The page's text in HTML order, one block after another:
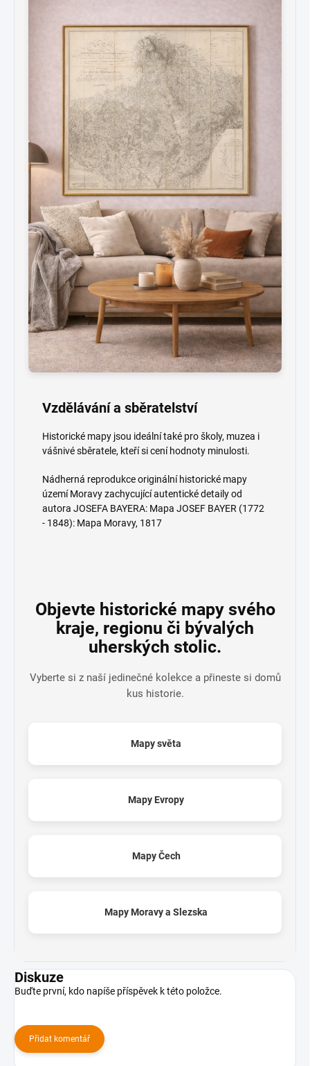
Vzdělávání a sběratelství
Historické mapy jsou ideální také pro školy, muzea i
vášnivé sběratele, kteří si cení hodnoty minulosti.
Nádherná reprodukce originální historické mapy
území Moravy zachycující autentické detaily od
autora JOSEFA BAYERA: Mapa JOSEF BAYER (1772
- 1848): Mapa Moravy, 1817
Objevte historické mapy svého
kraje, regionu či bývalých
uherských stolic.
Vyberte si z naší jedinečné kolekce a přineste si domů
kus historie.
Mapy světa
Mapy Evropy
Mapy Čech
Mapy Moravy a Slezska
Diskuze
Buďte první, kdo napíše příspěvek k této položce.
Přidat komentář